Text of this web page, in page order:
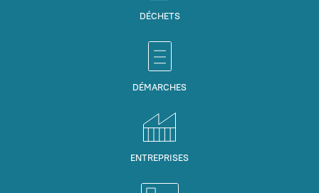
DÉCHETS
DÉMARCHES
ENTREPRISES